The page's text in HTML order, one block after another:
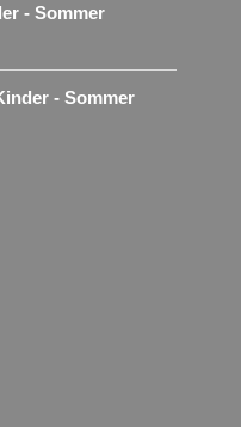
- Sommer
- Sommer